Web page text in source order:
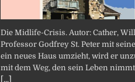
Die Midlife-Crisis. Autor: Cather,
Professor Godfrey St. Peter mit
ein neues Haus umzieht, wird er
mit dem Weg, den sein Leben
[...]